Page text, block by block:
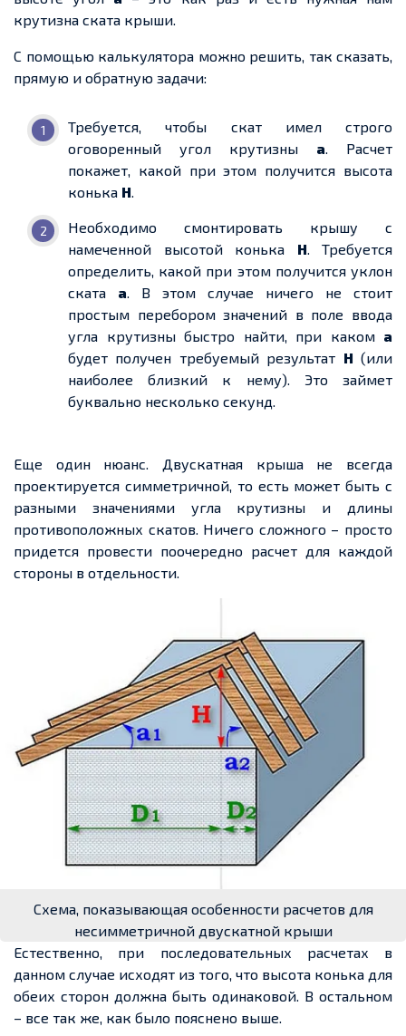
крутизна ската крыши.
С помощью калькулятора можно решить, так сказать,
прямую и обратную задачи:
Требуется, чтобы скат имел строго
оговоренный угол крутизны а. Расчет
покажет, какой при этом получится высота
конька Н.
Необходимо смонтировать крышу с
намеченной высотой конька Н. Требуется
определить, какой при этом получитсяуклон
ската а. В этом случае ничего не стоит
простым перебором значений в поле ввода
угла крутизны быстро найти, при каком а
будет получен требуемый результат Н (или
наиболее близкий к нему). Это займет
буквально несколько секунд.
Еще один нюанс. Двускатная крыша не всегда
проектируется симметричной, то есть может быть с
разными значениями угла крутизны и длины
противоположных скатов. Ничего сложного – просто
придется провести поочередно расчет для каждой
стороны в отдельности.
Схема, показывающая особенности расчетов для
несимметричной двускатной крыши
Естественно, при последовательных расчетах в
данном случае исходят из того, что высота конька для
обеих сторон должна быть одинаковой. В остальном
– все так же, как было пояснено выше.